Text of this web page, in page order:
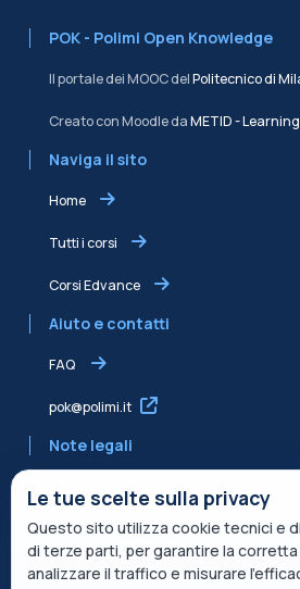
POK - Polimi Open Knowledge
Il portale dei MOOC delPolitecnico di
Creato con Moodle daMETID -
Naviga il sito
Home
Tutti i corsi
Corsi Edvance
Aiuto e contatti
FAQ
pok@polimi.it
Note legali
Informativa condivisa Edvance per il
Termini di servizio
Le tue scelte sulla privacy
Questo sito utilizza cookie tecnici e
di terze parti, per garantire la corretta
analizzare il traffico e misurare